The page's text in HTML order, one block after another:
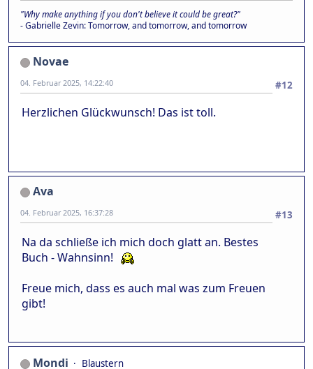
"Why make anything if you don't believe it could be great?"
- Gabrielle Zevin: Tomorrow, and tomorrow, and tomorrow
Novae
#12
04. Februar 2025, 14:22:40
Herzlichen Glückwunsch! Das ist toll.
Ava
#13
04. Februar 2025, 16:37:28
Na da schließe ich mich doch glatt an. Bestes
Buch - Wahnsinn!
Freue mich, dass es auch mal was zum Freuen
gibt!
Mondi Blaustern